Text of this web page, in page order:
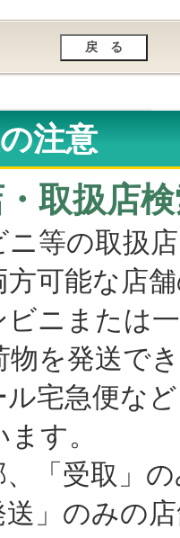
注意
・取扱店
等の取扱
方可能な店
または一
物を発送で
急便など
す。
受取」の
のみの店